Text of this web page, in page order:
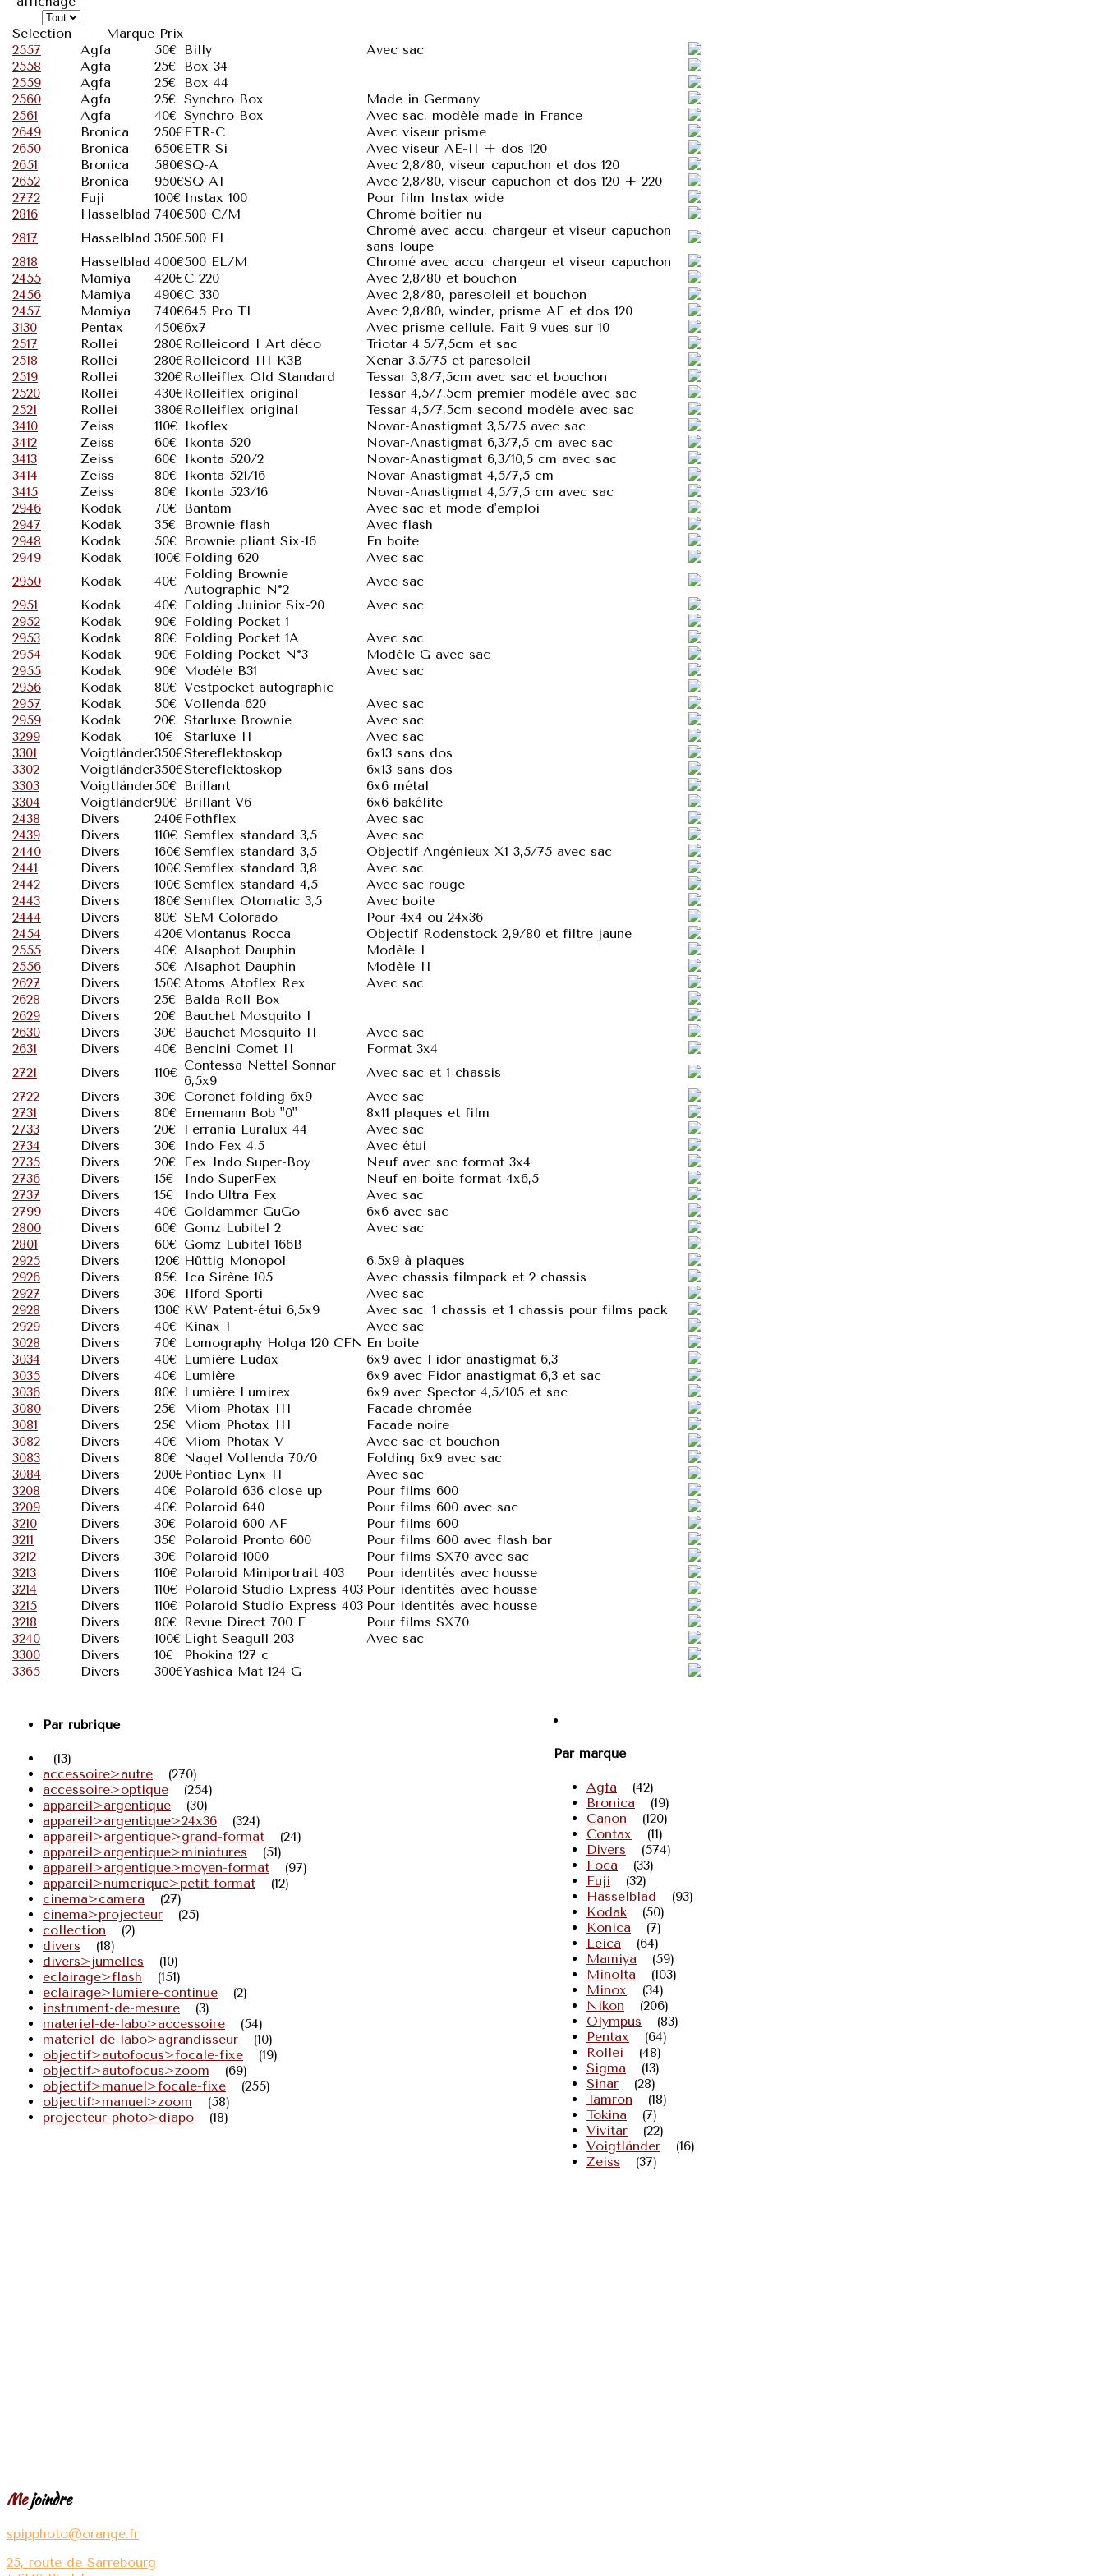
Selection Marque Prix
2557
Agfa 50€ Billy
Avec sac
2558
Agfa 25€
Box 34
2559
Agfa 25€
Box 44
2560
Agfa 25€ Synchro Box
Made in Germany
2561
Agfa 40€ Synchro Box
Avec sac, modèle made in France
2649
Bronica 250€ETR-C
Avec viseur prisme
2650
Bronica 650€ETR Si
Avec viseur AE-II + dos 120
2651
Bronica 580€SQ-A
Avec 2,8/80, viseur capuchon et dos 120
2652
Bronica 950€SQ-AI
Avec 2,8/80, viseur capuchon et dos 120 + 220
2772
Fuji 100€ Instax 100
Pour film Instax wide
2816
Hasselblad 740€500 C/M
Chromé boitier nu
2817
Hasselblad 350€500 EL
Chromé avec accu, chargeur et viseur capuchon
sans loupe
2818
Hasselblad 400€500 EL/M
Chromé avec accu, chargeur et viseur capuchon
2455
Mamiya 420€C 220
Avec 2,8/80 et bouchon
2456
Mamiya 490€C 330
Avec 2,8/80, paresoleil et bouchon
2457
Mamiya 740€645 Pro TL
Avec 2,8/80, winder, prisme AE et dos 120
3130
Pentax 450€6x7
Avec prisme cellule. Fait 9 vues sur 10
2517
Rollei 280€Rolleicord I Art déco
Triotar 4,5/7,5cm et sac
2518
Rollei 280€Rolleicord III K3B
Xenar 3,5/75 et paresoleil
2519
Rollei 320€ Rolleiflex Old Standard
Tessar 3,8/7,5cm avec sac et bouchon
2520
Rollei 430€Rolleiflex original
Tessar 4,5/7,5cm premier modèle avec sac
2521
Rollei 380€Rolleiflex original
Tessar 4,5/7,5cm second modèle avec sac
3410
Zeiss 110€ Ikoflex
Novar-Anastigmat 3,5/75 avec sac
3412
Zeiss 60€ Ikonta 520
Novar-Anastigmat 6,3/7,5 cm avec sac
3413
Zeiss 60€ Ikonta 520/2
Novar-Anastigmat 6,3/10,5 cm avec sac
3414
Zeiss 80€ Ikonta 521/16
Novar-Anastigmat 4,5/7,5 cm
3415
Zeiss 80€ Ikonta 523/16
Novar-Anastigmat 4,5/7,5 cm avec sac
2946
Kodak 70€ Bantam
Avec sac et mode d'emploi
2947
Kodak 35€ Brownie flash
Avec flash
2948
Kodak 50€ Brownie pliant Six-16
En boite
2949
Kodak 100€ Folding 620
Avec sac
2950
Kodak 40€ Folding Brownie
Autographic N°2
Avec sac
2951
Kodak 40€ Folding Juinior Six-20
Avec sac
2952
Kodak 90€ Folding Pocket 1
2953
Kodak 80€ Folding Pocket 1A
Avec sac
2954
Kodak 90€ Folding Pocket N°3
Modèle G avec sac
2955
Kodak 90€ Modèle B31
Avec sac
2956
Kodak 80€ Vestpocket autographic
2957
Kodak 50€ Vollenda 620
Avec sac
2959
Kodak 20€ Starluxe Brownie
Avec sac
3299
Kodak 10€ Starluxe II
Avec sac
3301
Voigtländer350€Stereflektoskop
6x13 sans dos
3302
Voigtländer350€Stereflektoskop
6x13 sans dos
3303
Voigtländer50€ Brillant
6x6 métal
3304
Voigtländer90€ Brillant V6
6x6 bakélite
2438
Divers 240€Fothflex
Avec sac
2439
Divers 110€ Semflex standard 3,5
Avec sac
2440
Divers 160€ Semflex standard 3,5
Objectif Angénieux X1 3,5/75 avec sac
2441
Divers 100€ Semflex standard 3,8
Avec sac
2442
Divers 100€ Semflex standard 4,5
Avec sac rouge
2443
Divers 180€ Semflex Otomatic 3,5
Avec boite
2444
Divers 80€ SEM Colorado
Pour 4x4 ou 24x36
2454
Divers 420€Montanus Rocca
Objectif Rodenstock 2,9/80 et filtre jaune
2555
Divers 40€ Alsaphot Dauphin
Modèle I
2556
Divers 50€ Alsaphot Dauphin
Modèle II
2627
Divers 150€ Atoms Atoflex Rex
Avec sac
2628
Divers 25€
Balda Roll Box
2629
Divers 20€
Bauchet Mosquito I
2630
Divers 30€ Bauchet Mosquito II
Avec sac
2631
Divers 40€ Bencini Comet II
Format 3x4
2721
Divers 110€ Contessa Nettel Sonnar
6,5x9
Avec sac et 1 chassis
2722
Divers 30€ Coronet folding 6x9
Avec sac
2731
Divers 80€ Ernemann Bob "0"
8x11 plaques et film
2733
Divers 20€ Ferrania Euralux 44
Avec sac
2734
Divers 30€ Indo Fex 4,5
Avec étui
2735
Divers 20€ Fex Indo Super-Boy
Neuf avec sac format 3x4
2736
Divers 15€ Indo SuperFex
Neuf en boite format 4x6,5
2737
Divers 15€ Indo Ultra Fex
Avec sac
2799
Divers 40€ Goldammer GuGo
6x6 avec sac
2800
Divers 60€ Gomz Lubitel 2
Avec sac
2801
Divers 60€ Gomz Lubitel 166B
2925
Divers 120€ Hüttig Monopol
6,5x9 à plaques
2926
Divers 85€ Ica Sirène 105
Avec chassis filmpack et 2 chassis
2927
Divers 30€ Ilford Sporti
Avec sac
2928
Divers 130€ KW Patent-étui 6,5x9
Avec sac, 1 chassis et 1 chassis pour films pack
2929
Divers 40€ Kinax I
Avec sac
3028
Divers 70€ Lomography Holga 120 CFN En boite
3034
Divers 40€ Lumière Ludax
6x9 avec Fidor anastigmat 6,3
3035
Divers 40€ Lumière
6x9 avec Fidor anastigmat 6,3 et sac
3036
Divers 80€ Lumière Lumirex
6x9 avec Spector 4,5/105 et sac
3080
Divers 25€ Miom Photax III
Facade chromée
3081
Divers 25€ Miom Photax III
Facade noire
3082
Divers 40€ Miom Photax V
Avec sac et bouchon
3083
Divers 80€ Nagel Vollenda 70/0
Folding 6x9 avec sac
3084
Divers 200€Pontiac Lynx II
Avec sac
3208
Divers 40€ Polaroid 636 close up
Pour films 600
3209
Divers 40€ Polaroid 640
Pour films 600 avec sac
3210
Divers 30€ Polaroid 600 AF
Pour films 600
3211
Divers 35€ Polaroid Pronto 600
Pour films 600 avec flash bar
3212
Divers 30€ Polaroid 1000
Pour films SX70 avec sac
3213
Divers 110€ Polaroid Miniportrait 403
Pour identités avec housse
3214
Divers 110€ Polaroid Studio Express 403 Pour identités avec housse
3215
Divers 110€ Polaroid Studio Express 403 Pour identités avec housse
3218
Divers 80€ Revue Direct 700 F
Pour films SX70
3240
Divers 100€ Light Seagull 203
Avec sac
3300
Divers 10€
Phokina 127 c
3365
Divers 300€Yashica Mat-124 G
Par rubrique
(13)
accessoire>autre
(270)
accessoire>optique
(254)
appareil>argentique
(30)
appareil>argentique>24x36
(324)
appareil>argentique>grand-format
(24)
appareil>argentique>miniatures
(51)
appareil>argentique>moyen-format
(97)
appareil>numerique>petit-format
(12)
cinema>camera
(27)
cinema>projecteur
(25)
collection
(2)
divers
(18)
divers>jumelles
(10)
eclairage>flash
(151)
eclairage>lumiere-continue
(2)
instrument-de-mesure
(3)
materiel-de-labo>accessoire
(54)
materiel-de-labo>agrandisseur
(10)
objectif>autofocus>focale-fixe
(19)
objectif>autofocus>zoom
(69)
objectif>manuel>focale-fixe
(255)
objectif>manuel>zoom
(58)
projecteur-photo>diapo
(18)
Par marque
Agfa
(42)
Bronica
(19)
Canon
(120)
Contax
(11)
Divers
(574)
Foca
(33)
Fuji
(32)
Hasselblad
(93)
Kodak
(50)
Konica
(7)
Leica
(64)
Mamiya
(59)
Minolta
(103)
Minox
(34)
Nikon
(206)
Olympus
(83)
Pentax
(64)
Rollei
(48)
Sigma
(13)
Sinar
(28)
Tamron
(18)
Tokina
(7)
Vivitar
(22)
Voigtländer
(16)
Zeiss
(37)
Mejoindre
spipphoto@orange.fr
25, route de Sarrebourg